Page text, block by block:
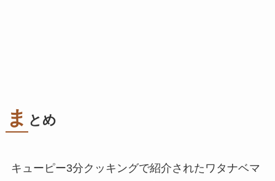
ま とめ
キューピー3分クッキングで紹介されたワタナベマ